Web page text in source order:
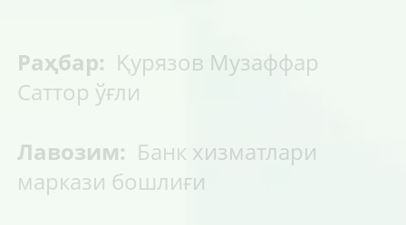
Раҳбар: Қурязов Музаффар
Саттор ўғли
Лавозим: Банк хизматлари
маркази бошлиғи